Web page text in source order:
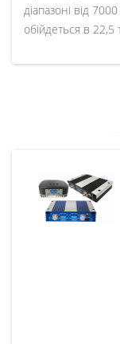
діапазоні від
обійдеться в 22,5